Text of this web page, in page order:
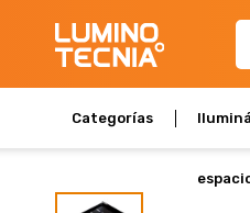
Categorías